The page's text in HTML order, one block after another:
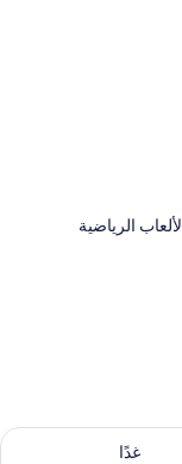
الرياضية
غدًا
لغد للفترة أغسطس